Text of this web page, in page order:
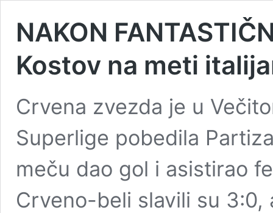
NAKON
Kostov na meti
Crvena zvezda je u
Superlige pobedila
meču dao gol i asistirao
Crveno-beli slavili su